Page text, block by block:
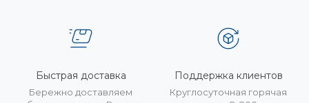
Быстрая доставка
Бережно доставляем
Поддержка клиентов
Круглосуточная горячая